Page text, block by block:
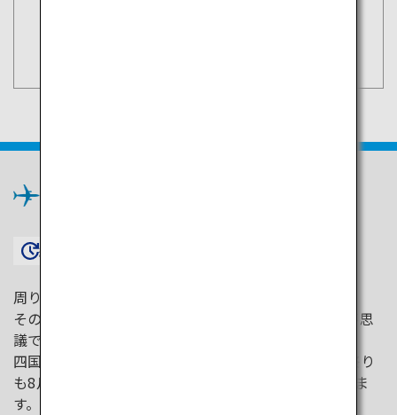
約1時間15分〜
周りを海に囲まれ、多くの河川が通る四国。
そのうちの一つ、仁淀川は透明度が特別高く、その不思
議で美しいブルーが人々を惹きつけます。
四国の一部・徳島県が発祥の盆踊り「阿波踊り」の祭り
も8月に開催され、夏の四国には全国から人が集まりま
す。